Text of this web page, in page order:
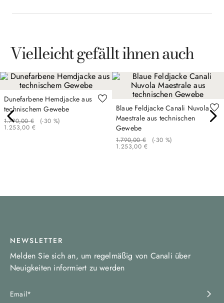
Vielleicht gefällt ihnen auch
Dunefarbene Hemdjacke aus
technischem Gewebe
1.790,00 € (-30 %)
1.253,00 €
Blaue Feldjacke Canali Nuvola
Maestrale aus technischen
Gewebe
1.790,00 € (-30 %)
1.253,00 €
NEWSLETTER
Melden Sie sich an, um regelmäßig von Canali über
Neuigkeiten informiert zu werden